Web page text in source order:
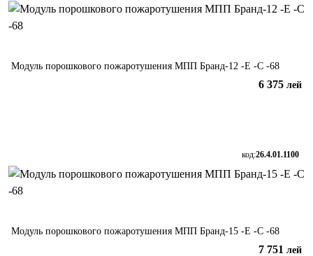
Модуль порошкового пожаротушения МПП Бранд-12 -Е -С -68
6 375 лей
код:26.4.01.1100
Модуль порошкового пожаротушения МПП Бранд-15 -Е -С -68
7 751 лей